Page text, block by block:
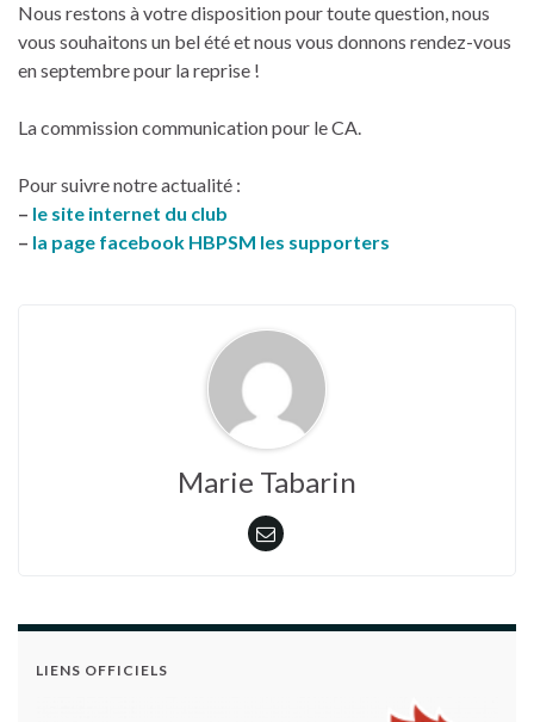
Nous restons à votre disposition pour toute question, nous
vous souhaitons un bel été et nous vous donnons rendez-vous
en septembre pour la reprise !
La commission communication pour le CA.
Pour suivre notre actualité :
– le site internet du club
– la page facebook HBPSM les supporters
Marie Tabarin
LIENS OFFICIELS